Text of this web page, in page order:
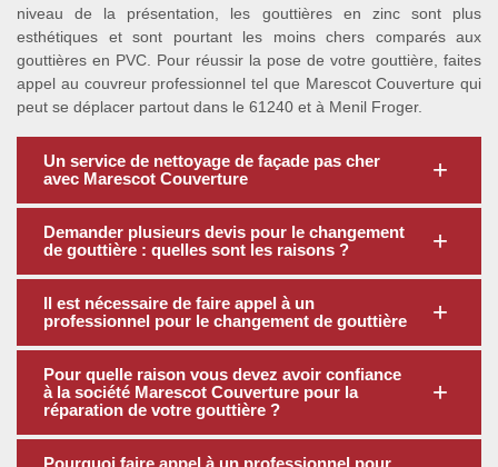
niveau de la présentation, les gouttières en zinc sont plus
esthétiques et sont pourtant les moins chers comparés aux
gouttières en PVC. Pour réussir la pose de votre gouttière, faites
appel au couvreur professionnel tel que Marescot Couverture qui
peut se déplacer partout dans le 61240 et à Menil Froger.
Un service de nettoyage de façade pas cher
avec Marescot Couverture
Demander plusieurs devis pour le changement
de gouttière : quelles sont les raisons ?
Il est nécessaire de faire appel à un
professionnel pour le changement de gouttière
Pour quelle raison vous devez avoir confiance
à la société Marescot Couverture pour la
réparation de votre gouttière ?
Pourquoi faire appel à un professionnel pour